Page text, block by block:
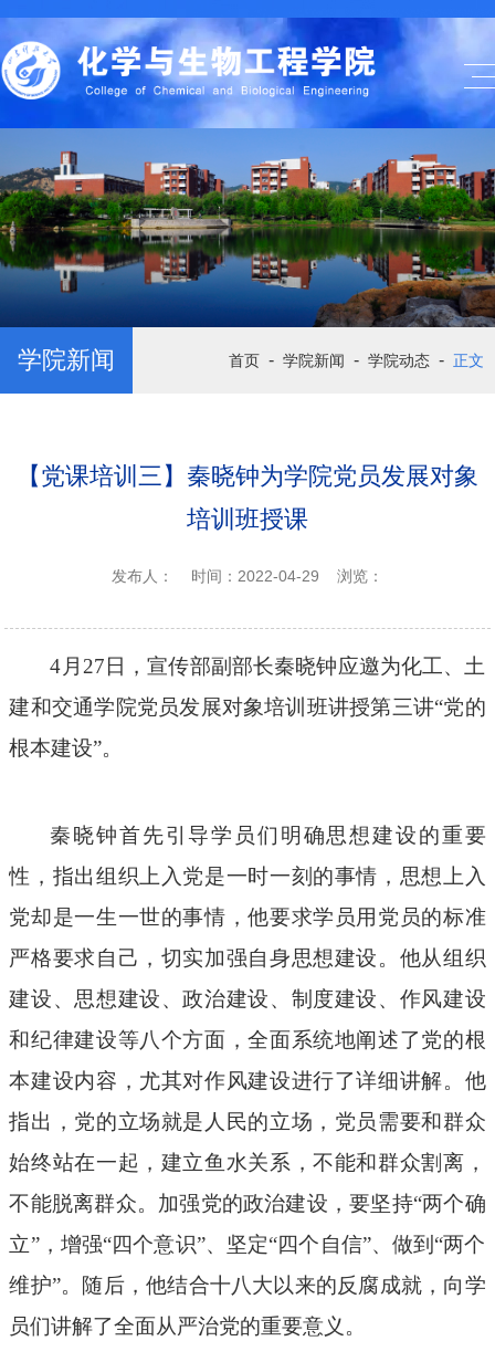
学院新闻 首页 - 学院新闻 - 学院动态 - 正文
【党课培训三】秦晓钟为学院党员发展对象
培训班授课
发布人： 时间：2022-04-29 浏览：
4月27日，宣传部副部长秦晓钟应邀为化工、土
建和交通学院党员发展对象培训班讲授第三讲“党的
根本建设”。
秦晓钟首先引导学员们明确思想建设的重要
性，指出组织上入党是一时一刻的事情，思想上入
党却是一生一世的事情，他要求学员用党员的标准
严格要求自己，切实加强自身思想建设。他从组织
建设、思想建设、政治建设、制度建设、作风建设
和纪律建设等八个方面，全面系统地阐述了党的根
本建设内容，尤其对作风建设进行了详细讲解。他
指出，党的立场就是人民的立场，党员需要和群众
始终站在一起，建立鱼水关系，不能和群众割离，
不能脱离群众。加强党的政治建设，要坚持“两个确
立”，增强“四个意识”、坚定“四个自信”、做到“两个
维护”。随后，他结合十八大以来的反腐成就，向学
员们讲解了全面从严治党的重要意义。